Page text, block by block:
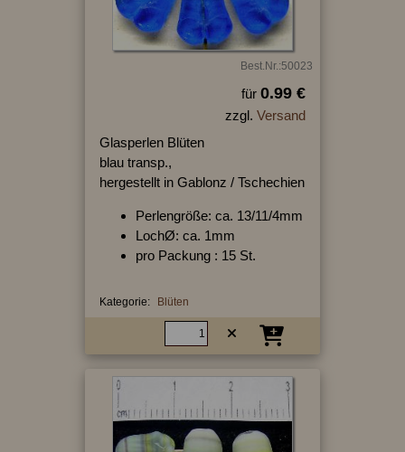
Best.Nr.:50023
für 0.99 €
zzgl. Versand
Glasperlen Blüten
blau transp.,
hergestellt in Gablonz / Tschechien
Perlengröße: ca. 13/11/4mm
LochØ: ca. 1mm
pro Packung : 15 St.
Kategorie: Blüten